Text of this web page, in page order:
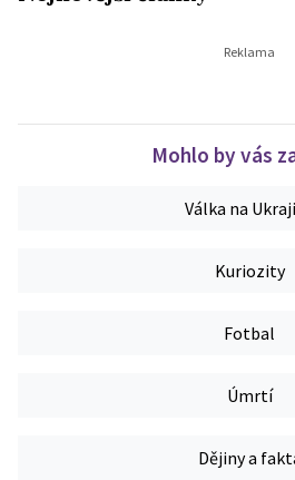
Mohlo by vás
Válka na
Kuriozity
Fotbal
Úmrtí
Dějiny a